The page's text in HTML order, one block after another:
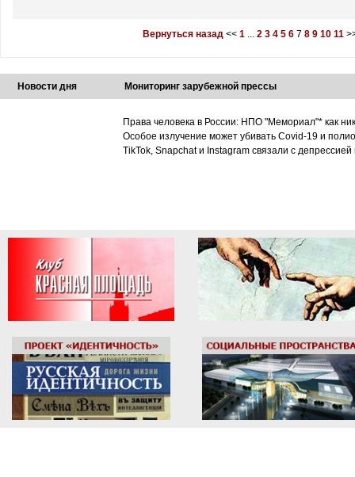
Вернуться назад<< 1 ... 2 3 4 5 6 7 8 9 10 11
Новости дня Мониторинг зарубежной прессы
Права человека в России: НПО "Мемориал"* как
Особое излучение может убивать Covid-19 и
TikTok, Snapchat и Instagram связали с